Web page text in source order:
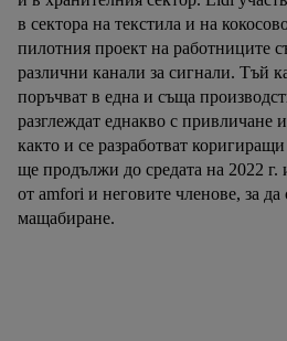
в сектора на текстила и на
пилотния проект на работниците
различни канали за сигнали. Тъй
поръчват в една и съща
разглеждат еднакво с привличане
както и се разработват
ще продължи до средата на 2022 г.
от amfori и неговите членове, за
мащабиране.